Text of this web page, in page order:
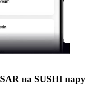
SAR на SUSHI пару